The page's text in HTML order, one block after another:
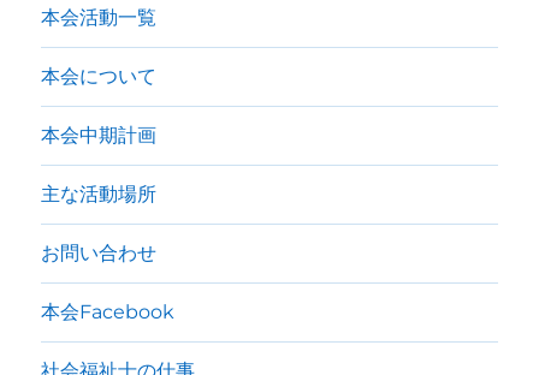
（3/19）
た。
本会活動一覧
本会について
本会中期計画
主な活動場所
お問い合わせ
本会Facebook